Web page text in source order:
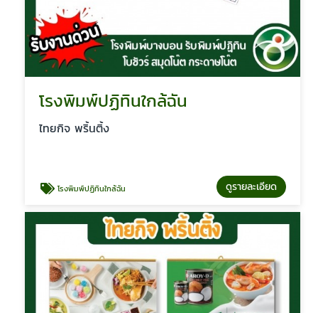
โรงพิมพ์ปฏิทินใกล้ฉัน
ไทยกิจ พริ้นติ้ง
โรงพิมพ์ปฏิทินใกล้ฉัน ดูรายละเอียด